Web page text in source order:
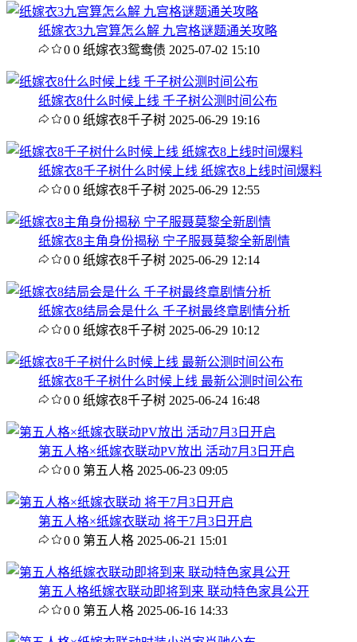
纸嫁衣3九宫算怎么解 九宫格谜题通关攻略
0 0 纸嫁衣3鸳鸯债 2025-07-02 15:10
纸嫁衣8什么时候上线 千子树公测时间公布
0 0 纸嫁衣8千子树 2025-06-29 19:16
纸嫁衣8千子树什么时候上线 纸嫁衣8上线时间爆料
0 0 纸嫁衣8千子树 2025-06-29 12:55
纸嫁衣8主角身份揭秘 宁子服聂莫黎全新剧情
0 0 纸嫁衣8千子树 2025-06-29 12:14
纸嫁衣8结局会是什么 千子树最终章剧情分析
0 0 纸嫁衣8千子树 2025-06-29 10:12
纸嫁衣8千子树什么时候上线 最新公测时间公布
0 0 纸嫁衣8千子树 2025-06-24 16:48
第五人格×纸嫁衣联动PV放出 活动7月3日开启
0 0 第五人格 2025-06-23 09:05
第五人格×纸嫁衣联动 将于7月3日开启
0 0 第五人格 2025-06-21 15:01
第五人格纸嫁衣联动即将到来 联动特色家具公开
0 0 第五人格 2025-06-16 14:33